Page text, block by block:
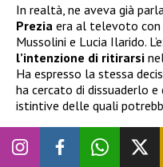
In realtà, ne aveva già
Prezia era al televoto con
Mussolini e Lucia Ilarido.
l’intenzione di ritirarsi
Ha espresso la stessa
ha cercato di dissuaderlo
istintive delle quali
Grande Fratello